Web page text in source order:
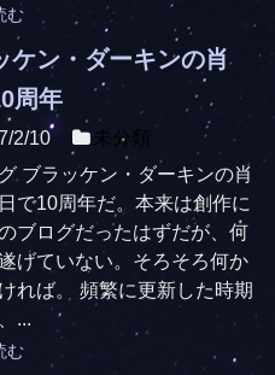
む
ケン・ダーキンの肖
周年
2/10
未分類
ブラッケン・ダーキンの肖
で10周年だ。本来は創作に
ブログだったはずだが、何
げていない。そろそろ何か
れば。 頻繁に更新した時期
...
む